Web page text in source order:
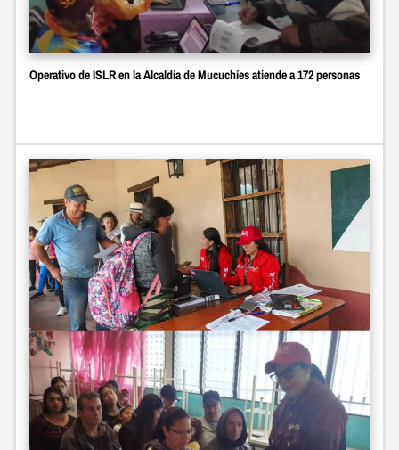
Operativo de ISLR en la Alcaldía de Mucuchíes atiende a 172 personas